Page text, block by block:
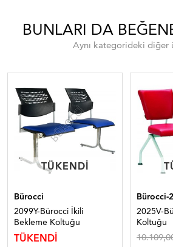
BUNLARI DA
Aynı kategorideki diğer
TÜKENDI
TÜKENDI
Bürocci
2099Y-Bürocci İkili
Bekleme Koltuğu
TÜKENDİ
Bürocci-2
2025V-
Koltuğu